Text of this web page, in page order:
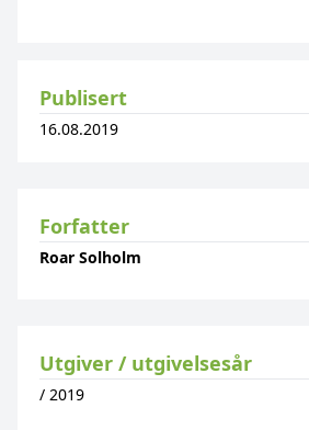
Publisert
16.08.2019
Forfatter
Roar Solholm
Utgiver / utgivelsesår
/ 2019